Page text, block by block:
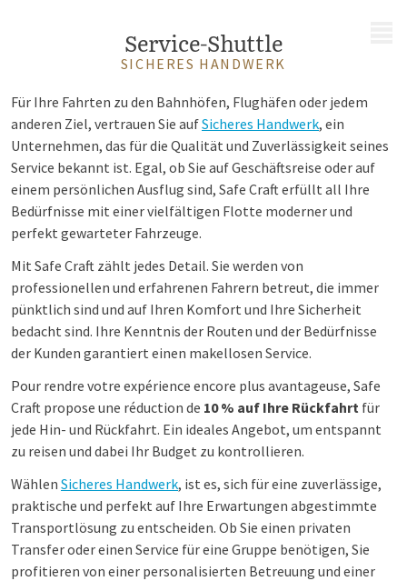
Service-Shuttle
SICHERES HANDWERK
Für Ihre Fahrten zu den Bahnhöfen, Flughäfen oder jedem
anderen Ziel, vertrauen Sie aufSicheres Handwerk, ein
Unternehmen, das für die Qualität und Zuverlässigkeit seines
Service bekannt ist. Egal, ob Sie auf Geschäftsreise oder auf
einem persönlichen Ausflug sind, Safe Craft erfüllt all Ihre
Bedürfnisse mit einer vielfältigen Flotte moderner und
perfekt gewarteter Fahrzeuge.
Mit Safe Craft zählt jedes Detail. Sie werden von
professionellen und erfahrenen Fahrern betreut, die immer
pünktlich sind und auf Ihren Komfort und Ihre Sicherheit
bedacht sind. Ihre Kenntnis der Routen und der Bedürfnisse
der Kunden garantiert einen makellosen Service.
Pour rendre votre expérience encore plus avantageuse, Safe
Craft propose une réduction de 10 % auf Ihre Rückfahrt für
jede Hin- und Rückfahrt. Ein ideales Angebot, um entspannt
zu reisen und dabei Ihr Budget zu kontrollieren.
Wählen Sicheres Handwerk, ist es, sich für eine zuverlässige,
praktische und perfekt auf Ihre Erwartungen abgestimmte
Transportlösung zu entscheiden. Ob Sie einen privaten
Transfer oder einen Service für eine Gruppe benötigen, Sie
profitieren von einer personalisierten Betreuung und einer